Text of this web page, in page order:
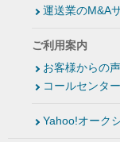
運送業のM&A
ご利用案内
お客様からの声
コールセンター
Yahoo!オーク